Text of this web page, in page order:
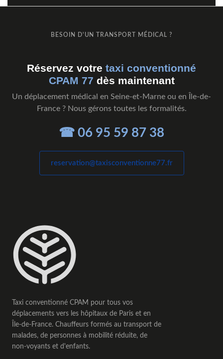
BESOIN D'UN TRANSPORT MÉDICAL ?
Réservez votre taxi conventionné
CPAM 77 dès maintenant
Un déplacement médical en Seine-et-Marne ou en Île-de-
France ? Nous gérons toutes les formalités.
☎ 06 95 59 87 38
reservation@taxisconventionne77.fr
Taxi conventionné CPAM pour tous vos
déplacements vers les hôpitaux de Paris et en
Île-de-France. Chauffeurs formés au transport de
malades, de personnes à mobilité réduite, de
non-voyants et d'enfants.